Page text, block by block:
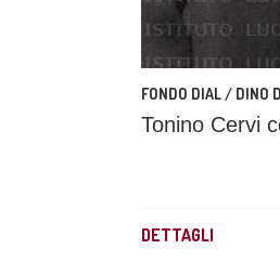
FONDO DIAL / DINO
Tonino Cervi
DETTAGLI